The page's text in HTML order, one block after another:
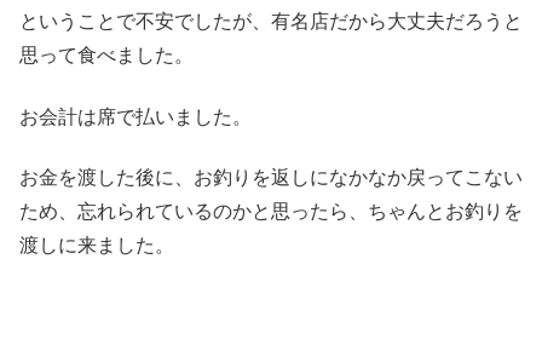
ということで不安でしたが、有名店だから大丈夫だろうと
思って食べました。
お会計は席で払いました。
お金を渡した後に、お釣りを返しになかなか戻ってこない
ため、忘れられているのかと思ったら、ちゃんとお釣りを
渡しに来ました。